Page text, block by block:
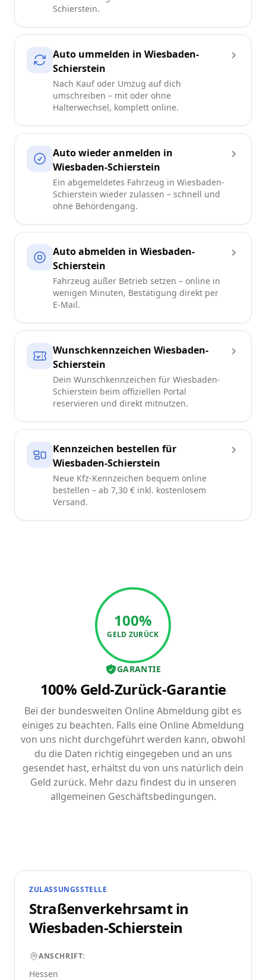
Schierstein.
Auto ummelden in Wiesbaden-
Schierstein
Nach Kauf oder Umzug auf dich
umschreiben – mit oder ohne
Halterwechsel, komplett online.
Auto wieder anmelden in
Wiesbaden-Schierstein
Ein abgemeldetes Fahrzeug in Wiesbaden-
Schierstein wieder zulassen – schnell und
ohne Behördengang.
Auto abmelden in Wiesbaden-
Schierstein
Fahrzeug außer Betrieb setzen – online in
wenigen Minuten, Bestätigung direkt per
E-Mail.
Wunschkennzeichen Wiesbaden-
Schierstein
Dein Wunschkennzeichen für Wiesbaden-
Schierstein beim offiziellen Portal
reservieren und direkt mitnutzen.
Kennzeichen bestellen für
Wiesbaden-Schierstein
Neue Kfz-Kennzeichen bequem online
bestellen – ab 7,30 € inkl. kostenlosem
Versand.
100%
GELD ZURÜCK
GARANTIE
100% Geld-Zurück-Garantie
Bei der bundesweiten Online Abmeldung gibt es
einiges zu beachten. Falls eine Online Abmeldung
von uns nicht durchgeführt werden kann, obwohl
du die Daten richtig eingegeben und an uns
gesendet hast, erhältst du von uns natürlich dein
Geld zurück. Mehr dazu findest du in unseren
allgemeinen Geschäftsbedingungen.
ZULASSUNGSSTELLE
Straßenverkehrsamt in
Wiesbaden-Schierstein
ANSCHRIFT:
Hessen